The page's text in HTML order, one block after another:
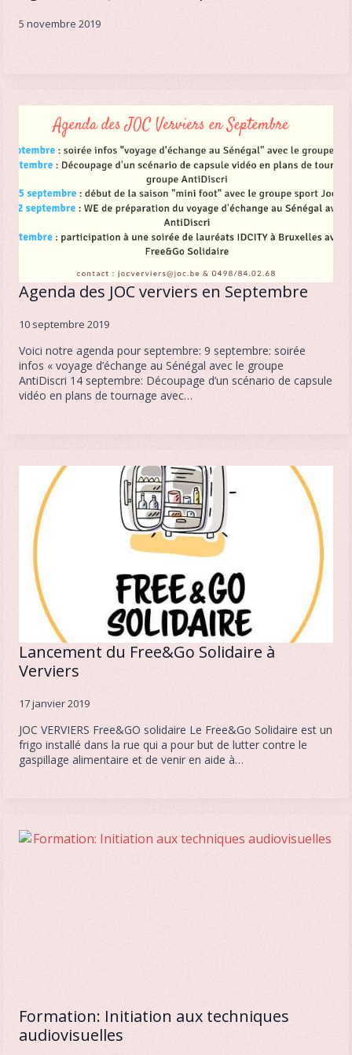
5 novembre 2019
Agenda des JOC verviers en Septembre
10 septembre 2019
Voici notre agenda pour septembre: 9 septembre: soirée
infos « voyage d’échange au Sénégal avec le groupe
AntiDiscri 14 septembre: Découpage d’un scénario de capsule
vidéo en plans de tournage avec…
Lancement du Free&Go Solidaire à
Verviers
17 janvier 2019
JOC VERVIERS Free&GO solidaire Le Free&Go Solidaire est un
frigo installé dans la rue qui a pour but de lutter contre le
gaspillage alimentaire et de venir en aide à…
Formation: Initiation aux techniques
audiovisuelles